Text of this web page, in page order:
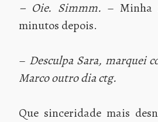
– Oie. Simmm. – Minha
minutos depois.
– Desculpa Sara, marquei
Marco outro dia ctg.
Que sinceridade mais